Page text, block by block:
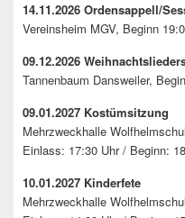
14.11.2026 Ordensappell/
Vereinsheim MGV, Beginn
09.12.2026
Tannenbaum Dansweiler,
09.01.2027 Kostümsitzung
Mehrzweckhalle
Einlass: 17:30 Uhr / Beginn:
10.01.2027 Kinderfete
Mehrzweckhalle